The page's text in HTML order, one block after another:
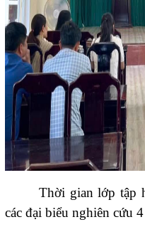
Thời gian lớp tập
các đại biểu nghiên cứu